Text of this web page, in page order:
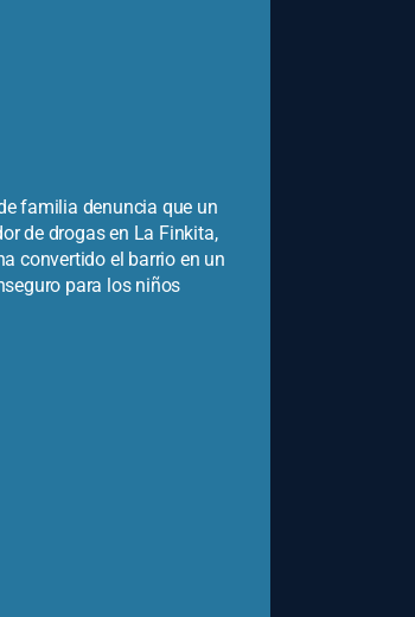
familia denuncia que un
de drogas en La Finkita,
convertido el barrio en un
para los niños